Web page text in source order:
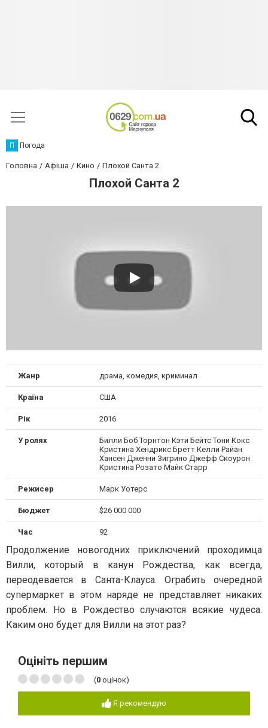
П Погода
Головна Афіша Кино Плохой Санта 2
Плохой Санта 2
Жанр драма, комедия, криминал
Країна США
Рік 2016
У ролях
Билли Боб Торнтон Кэти Бейтс Тони Кокс
Кристина Хендрикс Бретт Келли Райан
Хансен Дженни Зигрино Джефф Скоурон
Кристина Розато Майк Старр
Режисер Марк Уотерс
Бюджет $26 000 000
Час 92
Продолжение новогодних приключений проходимца
Вилли, который в канун Рождества, как всегда,
переодевается в Санта-Клауса. Ограбить очередной
супермаркет в этом наряде не представляет никаких
проблем. Но в Рождество случаются всякие чудеса.
Каким оно будет для Вилли на этот раз?
Оцініть першим
(0 оцінок)
Я рекомендую